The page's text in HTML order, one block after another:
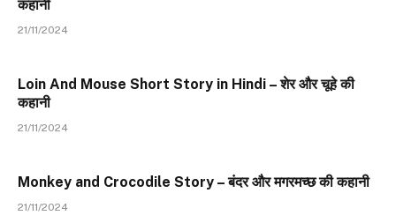
कहानी
21/11/2024
Loin And Mouse Short Story in Hindi – शेर और चूहे की
कहानी
21/11/2024
Monkey and Crocodile Story – बंदर और मगरमच्छ की कहानी
21/11/2024